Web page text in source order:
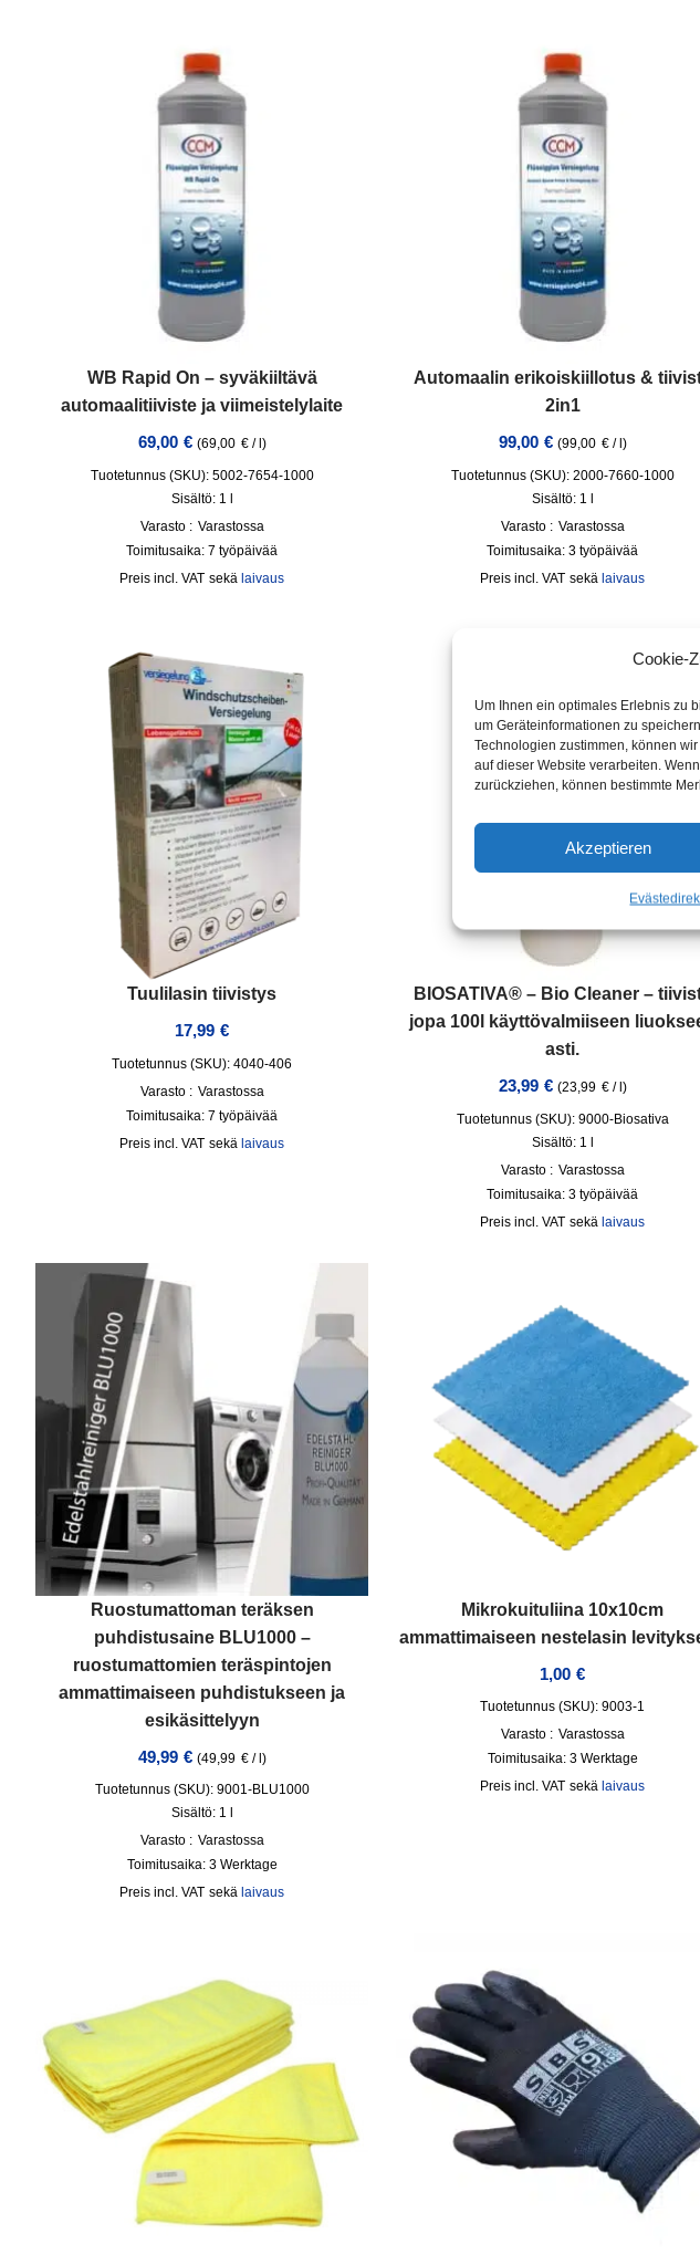
Cookie-
Um Ihnen ein optimales Erlebnis zu
um Geräteinformationen zu
Technologien zustimmen, können
auf dieser Website verarbeiten.
zurückziehen, können bestimmte
Akzeptieren
WB Rapid On – syväkiiltävä
automaalitiiviste ja viimeistelylaite
69,00 € (69,00 €/ )
Tuotetunnus (SKU): 5002-7654-1000
Sisältö: 1 l
Varasto : Varastossa
Toimitusaika:7 työpäivää
incl. VAT sekälaivaus
Automaalin erikoiskiillotus &
2in1
99,00 € (99,00 €/ )
Tuotetunnus (SKU): 2000-7660-1000
Sisältö: 1 l
Varasto : Varastossa
Toimitusaika:3 työpäivää
incl. VAT sekälaivaus
Tuulilasin tiivistys
17,99 €
Tuotetunnus (SKU): 4040-406
Varasto : Varastossa
Toimitusaika:7 työpäivää
incl. VAT sekälaivaus
BIOSATIVA® – Bio Cleaner –
jopa 100l käyttövalmiiseen
asti.
23,99 € (23,99 €/ )
Tuotetunnus (SKU): 9000-Biosativa
Sisältö: 1 l
Varasto : Varastossa
Toimitusaika:3 työpäivää
incl. VAT sekälaivaus
Ruostumattoman teräksen
puhdistusaine BLU1000 –
ruostumattomien teräspintojen
ammattimaiseen puhdistukseen ja
esikäsittelyyn
49,99 € (49,99 €/l)
Tuotetunnus (SKU): 9001-BLU1000
Sisältö: 1
Varasto : Varastossa
Toimitusaika: 3 Werktage
incl. VAT sekä laivaus
Mikrokuituliina 10x10cm
ammattimaiseen nestelasin
1,00 €
Tuotetunnus (SKU): 9003-1
Varasto : Varastossa
Toimitusaika: 3 Werktage
incl. VAT sekä laivaus